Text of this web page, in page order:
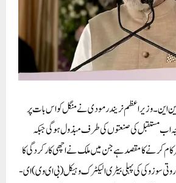
ایم این این۔ وزیر اعظم نریندر مودی نے منگل کو اس بات پر
اب مستقبل کی صنعتوں کی طرف مبذول ہوگی جبکہ
کرنے کا مقصد ہے جن میں ملک نے اچھی کارکردگی کا
سوزوکی کی پہلی بیٹری الیکٹرک وہیکل (بی ای وی) ای-